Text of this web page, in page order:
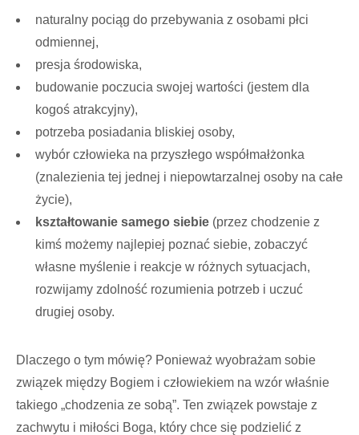
naturalny pociąg do przebywania z osobami płci
odmiennej,
presja środowiska,
budowanie poczucia swojej wartości (jestem dla
kogoś atrakcyjny),
potrzeba posiadania bliskiej osoby,
wybór człowieka na przyszłego współmałżonka
(znalezienia tej jednej i niepowtarzalnej osoby na całe
życie),
kształtowanie samego siebie (przez chodzenie z
kimś możemy najlepiej poznać siebie, zobaczyć
własne myślenie i reakcje w różnych sytuacjach,
rozwijamy zdolność rozumienia potrzeb i uczuć
drugiej osoby.
Dlaczego o tym mówię? Ponieważ wyobrażam sobie
związek między Bogiem i człowiekiem na wzór właśnie
takiego „chodzenia ze sobą”. Ten związek powstaje z
zachwytu i miłości Boga, który chce się podzielić z